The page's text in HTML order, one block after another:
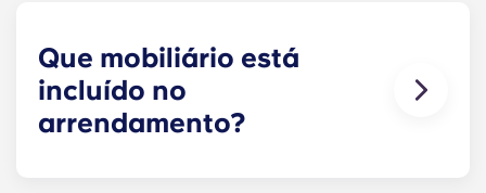
Que mobiliário está
incluído no
arrendamento?